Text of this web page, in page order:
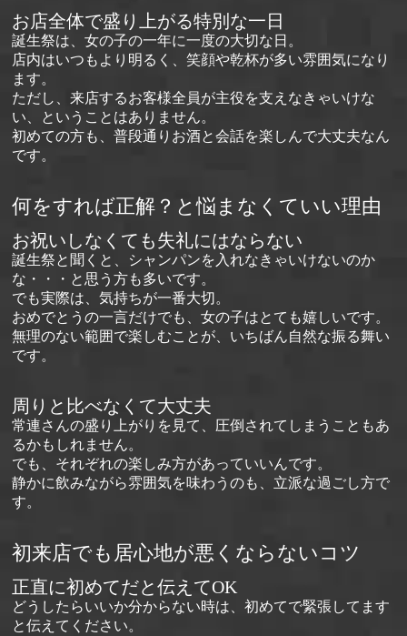
お店全体で盛り上がる特別な一日
誕生祭は、女の子の一年に一度の大切な日。
店内はいつもより明るく、笑顔や乾杯が多い雰囲気になり
ます。
ただし、来店するお客様全員が主役を支えなきゃいけな
い、ということはありません。
初めての方も、普段通りお酒と会話を楽しんで大丈夫なん
です。
何をすれば正解？と悩まなくていい理由
お祝いしなくても失礼にはならない
誕生祭と聞くと、シャンパンを入れなきゃいけないのか
な・・・と思う方も多いです。
でも実際は、気持ちが一番大切。
おめでとうの一言だけでも、女の子はとても嬉しいです。
無理のない範囲で楽しむことが、いちばん自然な振る舞い
です。
周りと比べなくて大丈夫
常連さんの盛り上がりを見て、圧倒されてしまうこともあ
るかもしれません。
でも、それぞれの楽しみ方があっていいんです。
静かに飲みながら雰囲気を味わうのも、立派な過ごし方で
す。
初来店でも居心地が悪くならないコツ
正直に初めてだと伝えてOK
どうしたらいいか分からない時は、初めてで緊張してます
と伝えてください。